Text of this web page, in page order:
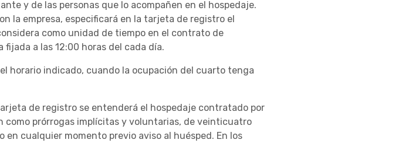
y de las personas que lo acompañen en el hospedaje.
la empresa, especificará en la tarjeta de registro el
como unidad de tiempo en el contrato de
a las 12:00 horas del cada día.
horario indicado, cuando la ocupación del cuarto tenga
de registro se entenderá el hospedaje contratado por
como prórrogas implícitas y voluntarias, de veinticuatro
cualquier momento previo aviso al huésped. En los